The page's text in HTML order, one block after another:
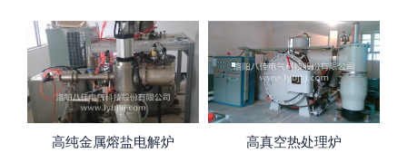
高纯金属熔盐电解炉 高真空热处理炉